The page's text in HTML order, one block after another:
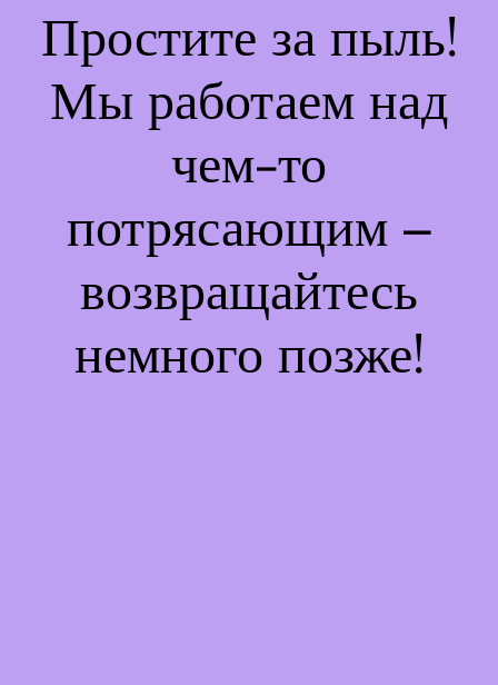
Простите за пыль!
Мы работаем над
чем-то
потрясающим –
возвращайтесь
немного позже!